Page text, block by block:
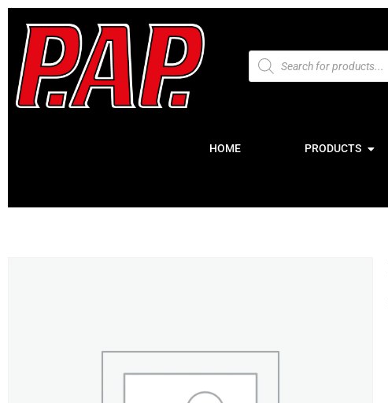
HOME PRODUCTS